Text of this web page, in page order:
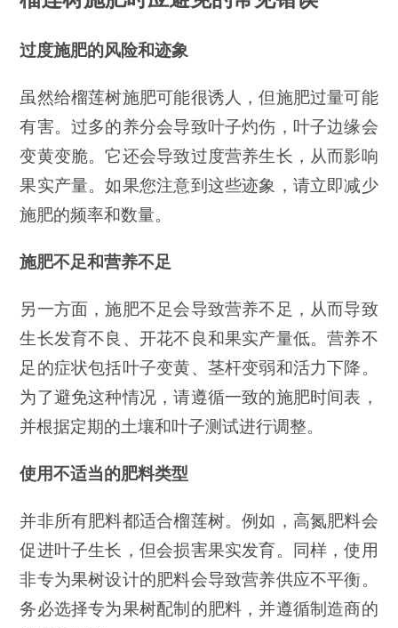
过度施肥的风险和迹象
虽然给榴莲树施肥可能很诱人，但施肥过量可能
有害。过多的养分会导致叶子灼伤，叶子边缘会
变黄变脆。它还会导致过度营养生长，从而影响
果实产量。如果您注意到这些迹象，请立即减少
施肥的频率和数量。
施肥不足和营养不足
另一方面，施肥不足会导致营养不足，从而导致
生长发育不良、开花不良和果实产量低。营养不
足的症状包括叶子变黄、茎杆变弱和活力下降。
为了避免这种情况，请遵循一致的施肥时间表，
并根据定期的土壤和叶子测试进行调整。
使用不适当的肥料类型
并非所有肥料都适合榴莲树。例如，高氮肥料会
促进叶子生长，但会损害果实发育。同样，使用
非专为果树设计的肥料会导致营养供应不平衡。
务必选择专为果树配制的肥料，并遵循制造商的